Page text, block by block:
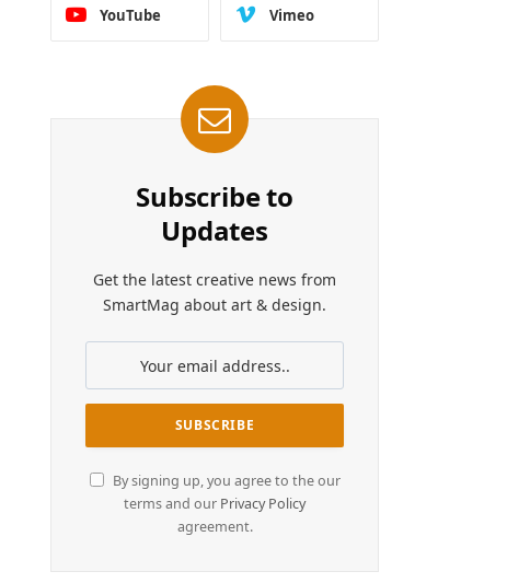
YouTube Vimeo
Subscribe to
Updates
Get the latest creative news from
SmartMag about art & design.
By signing up, you agree to the our
terms and our Privacy Policy
agreement.